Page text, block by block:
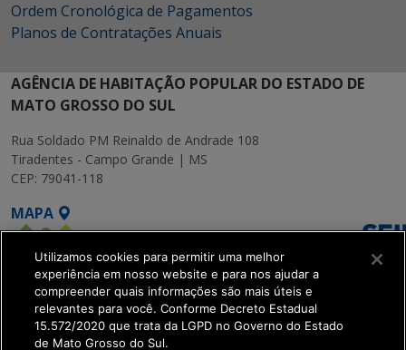
Ordem Cronológica de Pagamentos
Planos de Contratações Anuais
AGÊNCIA DE HABITAÇÃO POPULAR DO ESTADO DE
MATO GROSSO DO SUL
Rua Soldado PM Reinaldo de Andrade 108
Tiradentes - Campo Grande | MS
CEP: 79041-118
MAPA
SETDIG | Secretaria-
Utilizamos cookies para permitir uma melhor
experiência em nosso website e para nos ajudar a
compreender quais informações são mais úteis e
relevantes para você. Conforme Decreto Estadual
15.572/2020 que trata da LGPD no Governo do Estado
de Mato Grosso do Sul.